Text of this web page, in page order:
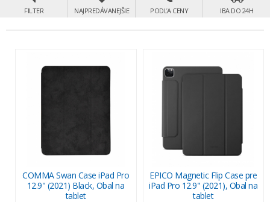
FILTER NAJPREDÁVANEJŠIE PODĽA CENY IBA DO 24H
COMMA Swan Case iPad Pro
12.9" (2021) Black, Obal na
tablet
EPICO Magnetic Flip Case pre
iPad Pro 12.9" (2021), Obal na
tablet